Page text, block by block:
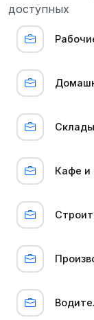
доступных
Кафе и